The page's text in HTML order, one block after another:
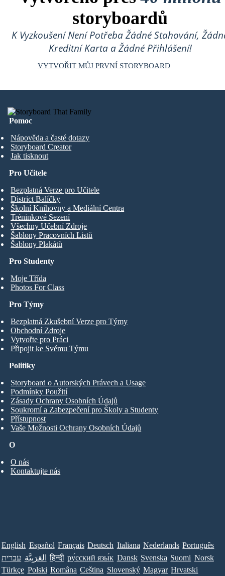
storyboardů
K Vyzkoušení Není Potřeba Žádné Stahování,
Kreditní Karta a Žádné Přihlášení!
VYTVOŘIT MŮJ PRVNÍ STORYBOARD
Pomoc
Nápověda a časté dotazy
Storyboard Creator
Jak tisknout
Pro Studenty
Moje Třída
Photos For Class
Pro Učitele
Bezplatná Verze pro Učitele
District Balíčky
Školní Knihovny a Mediální Centra
Tréninkové Sezení
Všechny Učební Zdroje
Šablony Pracovních Listů
Šablony Plakátů
Pro Týmy
Bezplatná Zkušební Verze pro Týmy
Obchodní Zdroje
Vytvořte pro Práci
Připojit ke Svému Týmu
O
O nás
Kontaktujte nás
Politiky
Storyboard o Autorských Právech a Usage
Podmínky Použití
Zásady Ochrany Osobních Údajů
Soukromí a Zabezpečení pro Školy a Studenty
Přístupnost
Vaše Možnosti Ochrany Osobních Údajů
English Español Français Deutsch Italiana Nederlands Português
עברית العَرَبِيَّة हिन्दी ру́сский язы́к Dansk Svenska Suomi Norsk
Türkçe Polski Româna Ceština Slovenský Magyar Hrvatski